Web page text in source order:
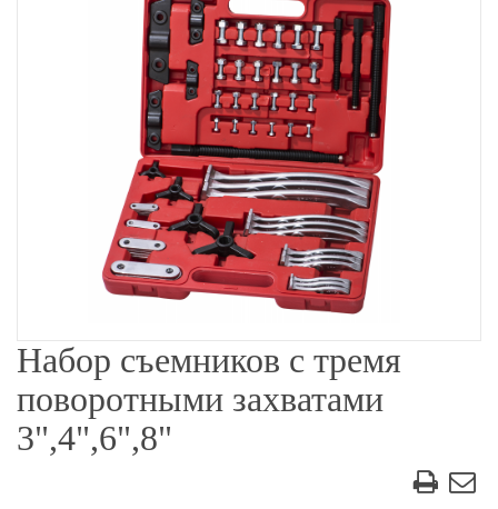
Набор съемников с тремя
поворотными захватами
3",4",6",8"